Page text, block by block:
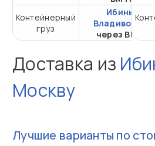
Контейнерный
груз
Ибинь -
Владивосток
через ВМТП
Доставка из
Москву
Лучшие варианты по